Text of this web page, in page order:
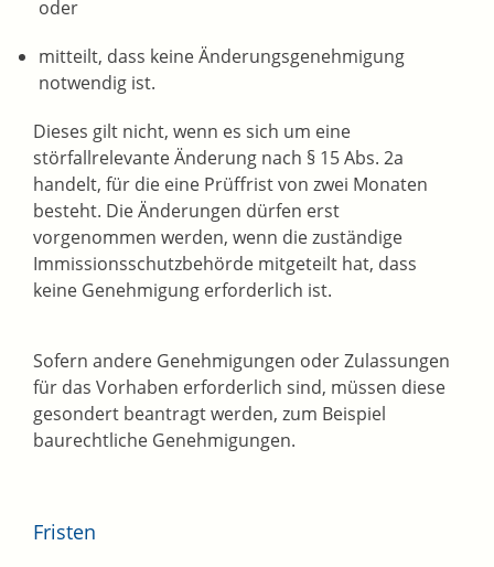
oder
mitteilt, dass keine Änderungsgenehmigung
notwendig ist.
Dieses gilt nicht, wenn es sich um eine
störfallrelevante Änderung nach § 15 Abs. 2a
handelt, für die eine Prüffrist von zwei Monaten
besteht. Die Änderungen dürfen erst
vorgenommen werden, wenn die zuständige
Immissionsschutzbehörde mitgeteilt hat, dass
keine Genehmigung erforderlich ist.
Sofern andere Genehmigungen oder Zulassungen
für das Vorhaben erforderlich sind, müssen diese
gesondert beantragt werden, zum Beispiel
baurechtliche Genehmigungen.
Fristen